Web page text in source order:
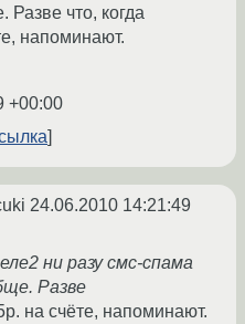
Разве что, когда
напоминают.
+00:00
24.06.2010 14:21:49
ни разу смс-спама
Разве
на счёте, напоминают.